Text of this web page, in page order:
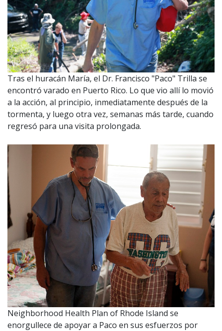
Tras el huracán María, el Dr. Francisco "Paco" Trilla se
encontró varado en Puerto Rico. Lo que vio allí lo movió
a la acción, al principio, inmediatamente después de la
tormenta, y luego otra vez, semanas más tarde, cuando
regresó para una visita prolongada.
Neighborhood Health Plan of Rhode Island se
enorgullece de apoyar a Paco en sus esfuerzos por